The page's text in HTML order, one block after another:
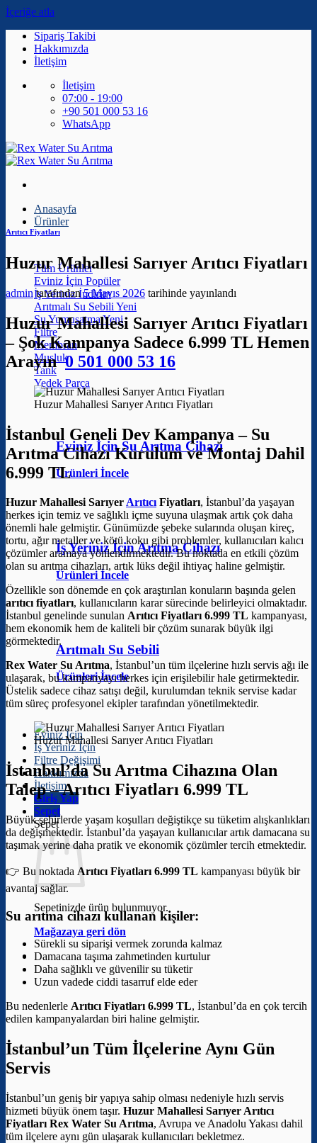
İçeriğe atla
Sipariş Takibi
Hakkımızda
İletişim
İletişim
07:00 - 19:00
+90 501 000 53 16
WhatsApp
Anasayfa
Ürünler
Tüm Ürünler
Eviniz İçin
İş Yeriniz
Arıtmalı Su Sebili
Su Yumuşatma
Filtre
Membran
Musluk
Tank
Yedek Parça
Eviniz İçin Su Arıtma Cihazı
Ürünleri İncele
İş Yeriniz İçin Arıtma Cihazı
Ürünleri İncele
Arıtmalı Su Sebili
Ürünleri İncele
Eviniz İçin
İş Yeriniz İçin
Filtre Değişimi
Hakkımızda
İletişim
Giriş Yap
Sepet
Sepet
Sepetinizde ürün bulunmuyor.
Mağazaya geri dön
Arıtıcı Fiyatları
Huzur Mahallesi Sarıyer Arıtıcı Fiyatları
admintarafından 5 Mayıs 2026 tarihinde yayınlandı
Huzur Mahallesi Sarıyer Arıtıcı Fiyatları
– Şok Kampanya Sadece 6.999 TL Hemen
Arayın0 501 000 53 16
Huzur Mahallesi Sarıyer Arıtıcı Fiyatları
İstanbul Geneli Dev Kampanya – Su
Arıtma Cihazı Kurulum ve Montaj Dahil
6.999 TL
Huzur Mahallesi SarıyerArıtıcıFiyatları, İstanbul’da yaşayan
herkes için temiz ve sağlıklı içme suyuna ulaşmak artık çok daha
önemli hale gelmiştir. Günümüzde şebeke sularında oluşan kireç,
tortu, ağır metaller ve kötü koku gibi problemler, kullanıcıları kalıcı
çözümler aramaya yönlendirmektedir. Bu noktada en etkili çözüm
olan su arıtma cihazları, artık lüks değil ihtiyaç haline gelmiştir.
Özellikle son dönemde en çok araştırılan konuların başında gelen
arıtıcı fiyatları, kullanıcıların karar sürecinde belirleyici olmaktadır.
İstanbul genelinde sunulan Arıtıcı Fiyatları 6.999 TL kampanyası,
hem ekonomik hem de kaliteli bir çözüm sunarak büyük ilgi
görmektedir.
Rex Water Su Arıtma, İstanbul’un tüm ilçelerine hızlı servis ağı ile
ulaşarak, bu kampanyayı herkes için erişilebilir hale getirmektedir.
Üstelik sadece cihaz satışı değil, kurulumdan teknik servise kadar
tüm süreç profesyonel ekipler tarafından yönetilmektedir.
Huzur Mahallesi Sarıyer Arıtıcı Fiyatları
İstanbul’da Su Arıtma Cihazına Olan
Talep –Arıtıcı Fiyatları 6.999 TL
Büyük şehirlerde yaşam koşulları değiştikçe su tüketim alışkanlıkları
da değişmektedir. İstanbul’da yaşayan kullanıcılar artık damacana su
taşımak yerine daha pratik ve ekonomik çözümler tercih etmektedir.
👉 Bu noktada Arıtıcı Fiyatları 6.999 TL kampanyası büyük bir
avantaj sağlar.
Su arıtma cihazı kullanan kişiler:
Sürekli su siparişi vermek zorunda kalmaz
Damacana taşıma zahmetinden kurtulur
Daha sağlıklı ve güvenilir su tüketir
Uzun vadede ciddi tasarruf elde eder
Bu nedenlerle Arıtıcı Fiyatları 6.999 TL, İstanbul’da en çok tercih
edilen kampanyalardan biri haline gelmiştir.
İstanbul’un Tüm İlçelerine Aynı Gün
Servis
İstanbul’un geniş bir yapıya sahip olması nedeniyle hızlı servis
hizmeti büyük önem taşır. Huzur Mahallesi Sarıyer Arıtıcı
Fiyatları Rex Water Su Arıtma, Avrupa ve Anadolu Yakası dahil
tüm ilçelere aynı gün ulaşarak kullanıcıları bekletmez.